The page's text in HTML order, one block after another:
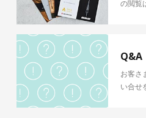
の閲覧
Q&A
お客さ
い合せ